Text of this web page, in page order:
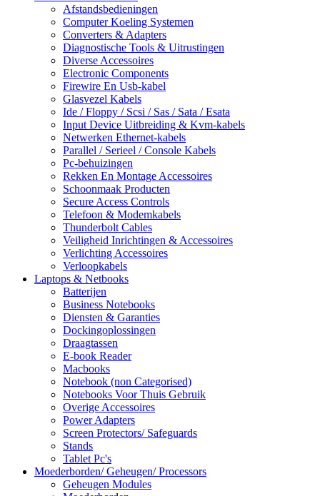
Afstandsbedieningen
Computer Koeling Systemen
Converters & Adapters
Diagnostische Tools & Uitrustingen
Diverse Accessoires
Electronic Components
Firewire En Usb-kabel
Glasvezel Kabels
Ide / Floppy / Scsi / Sas / Sata / Esata
Input Device Uitbreiding & Kvm-kabels
Netwerken Ethernet-kabels
Parallel / Serieel / Console Kabels
Pc-behuizingen
Rekken En Montage Accessoires
Schoonmaak Producten
Secure Access Controls
Telefoon & Modemkabels
Thunderbolt Cables
Veiligheid Inrichtingen & Accessoires
Verlichting Accessoires
Verloopkabels
Laptops & Netbooks
Batterijen
Business Notebooks
Diensten & Garanties
Dockingoplossingen
Draagtassen
E-book Reader
Macbooks
Notebook (non Categorised)
Notebooks Voor Thuis Gebruik
Overige Accessoires
Power Adapters
Screen Protectors/ Safeguards
Stands
Tablet Pc's
Moederborden/ Geheugen/ Processors
Geheugen Modules